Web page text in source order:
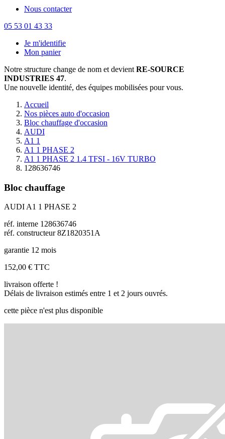
Nous contacter
05 53 01 43 33
Je m'identifie
Mon panier
Notre structure change de nom et devient RE-SOURCE
INDUSTRIES 47.
Une nouvelle identité, des équipes mobilisées pour vous.
Accueil
Nos pièces auto d'occasion
Bloc chauffage d'occasion
AUDI
A1 1
A1 1 PHASE 2
A1 1 PHASE 2 1.4 TFSI - 16V TURBO
128636746
Bloc chauffage
AUDI A1 1 PHASE 2
réf. interne 128636746
réf. constructeur 8Z1820351A
garantie 12 mois
152,00 € TTC
livraison offerte !
Délais de livraison estimés entre 1 et 2 jours ouvrés.
cette pièce n'est plus disponible